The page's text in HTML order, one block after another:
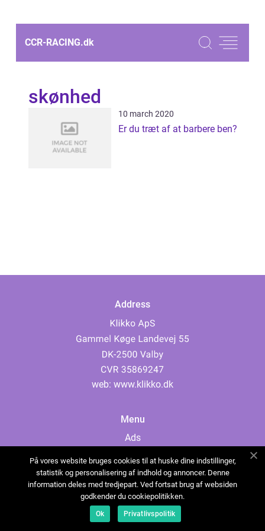
CCR-RACING.dk
skønhed
10 march 2020
Er du træt af at barbere ben?
Address
web: www.klikko.dk
Menu
Ads
Cookies
Contact
Sitemap
På vores website bruges cookies til at huske dine indstillinger,
statistik og personalisering af indhold og annoncer. Denne
information deles med tredjepart. Ved fortsat brug af websiden
godkender du cookiepolitikken.
Ok Privatlivspolitik